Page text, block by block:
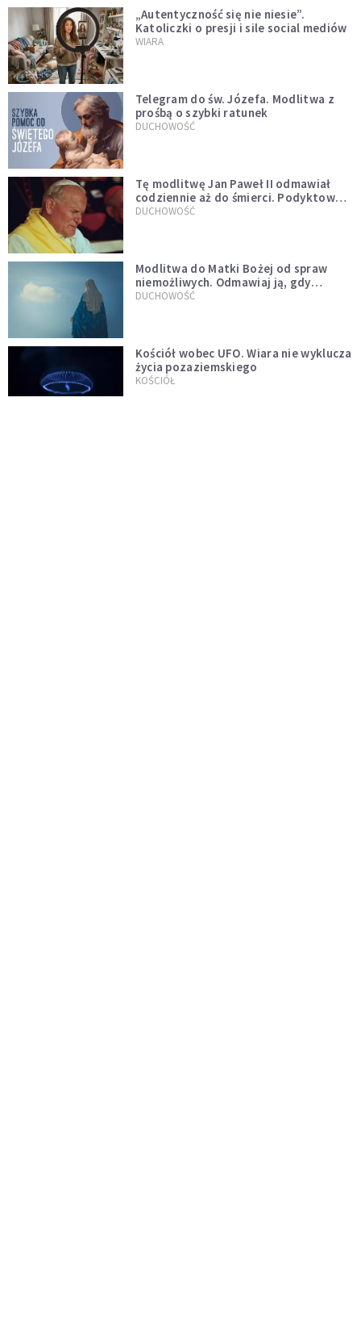
„Autentyczność się nie niesie”.
Katoliczki o presji i sile social mediów
WIARA
Telegram do św. Józefa. Modlitwa z
prośbą o szybki ratunek
DUCHOWOŚĆ
Tę modlitwę Jan Paweł II odmawiał
codziennie aż do śmierci. Podyktował
mu ją ojciec
DUCHOWOŚĆ
Modlitwa do Matki Bożej od spraw
niemożliwych. Odmawiaj ją, gdy
wszystko idzie źle
DUCHOWOŚĆ
Kościół wobec UFO. Wiara nie wyklucza
życia pozaziemskiego
KOŚCIÓŁ